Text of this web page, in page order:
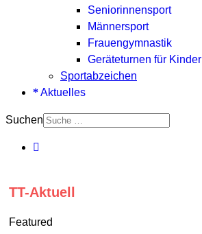
Seniorinnensport
Männersport
Frauengymnastik
Geräteturnen für Kinder
Sportabzeichen
Aktuelles
Suchen
TT-Aktuell
Featured